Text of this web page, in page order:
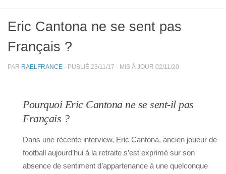
Eric Cantona ne se sent pas
Français ?
PAR RAELFRANCE · PUBLIÉ 23/11/17 · MIS À JOUR 02/11/20
Pourquoi Eric Cantona ne se sent-il pas
Français ?
Dans une récente interview, Eric Cantona, ancien joueur de
football aujourd’hui à la retraite s’est exprimé sur son
absence de sentiment d’appartenance à une quelconque